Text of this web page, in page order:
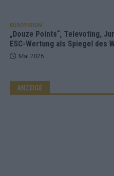
EUROVISION
„Douze Points“, Televoting,
ESC-Wertung als Spiegel des
Mai 2026
ANZEIGE